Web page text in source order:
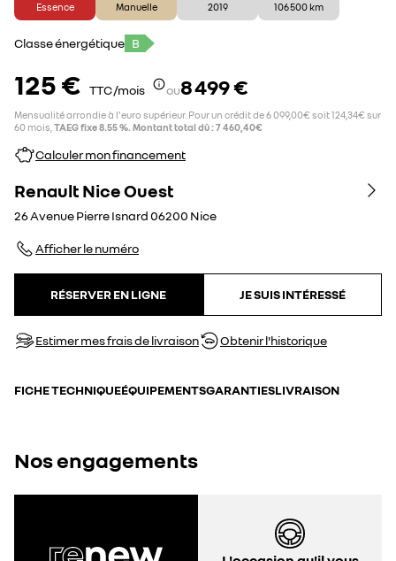
Essence Manuelle 2019 106 500 km
Classe énergétique B
125 € TTC /mois ou8 499 €
Mensualité arrondie à l'euro supérieur. Pour un crédit de 6 099,00€ soit 124,34€ sur
60 mois, TAEG fixe 8.55 %. Montant total dû : 7 460,40€
Calculer mon financement
Renault Nice Ouest
26 Avenue Pierre Isnard06200 Nice
Afficher le numéro
RÉSERVER EN LIGNE JE SUIS INTÉRESSÉ
Estimer mes frais de livraison Obtenir l'historique
FICHE TECHNIQUEÉQUIPEMENTSGARANTIESLIVRAISON
Nos engagements